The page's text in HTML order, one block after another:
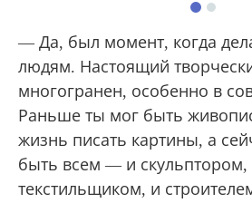
— Да, был момент, когда
людям. Настоящий
многогранен, особенно в
Раньше ты мог быть
жизнь писать картины, а
быть всем — и
текстильщиком, и